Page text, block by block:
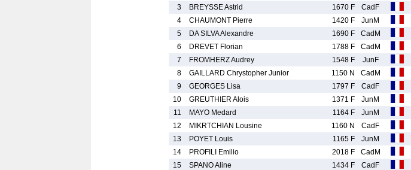
3
BREYSSE Astrid 1670 F CadF
4
CHAUMONT Pierre 1420 F JunM
5
DA SILVA Alexandre 1690 F CadM
6
DREVET Florian 1788 F CadM
7
FROMHERZ Audrey 1548 F JunF
8
GAILLARD Chrystopher Junior 1150 N CadM
9
GEORGES Lisa 1797 F CadF
10
GREUTHIER Alois 1371 F JunM
11
MAYO Medard 1164 F JunM
12
MIKRTCHIAN Lousine 1160 N CadF
13
POYET Louis 1165 F JunM
14
PROFILI Emilio 2018 F CadM
15
SPANO Aline 1434 F CadF